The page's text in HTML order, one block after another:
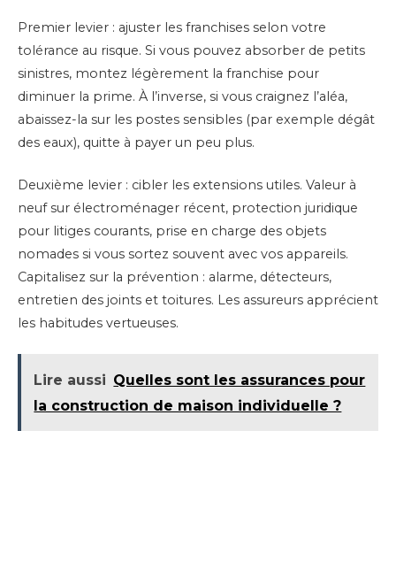
Premier levier : ajuster les franchises selon votre
tolérance au risque. Si vous pouvez absorber de petits
sinistres, montez légèrement la franchise pour
diminuer la prime. À l’inverse, si vous craignez l’aléa,
abaissez-la sur les postes sensibles (par exemple dégât
des eaux), quitte à payer un peu plus.
Deuxième levier : cibler les extensions utiles. Valeur à
neuf sur électroménager récent, protection juridique
pour litiges courants, prise en charge des objets
nomades si vous sortez souvent avec vos appareils.
Capitalisez sur la prévention : alarme, détecteurs,
entretien des joints et toitures. Les assureurs apprécient
les habitudes vertueuses.
Lire aussi Quelles sont les assurances pour
la construction de maison individuelle ?